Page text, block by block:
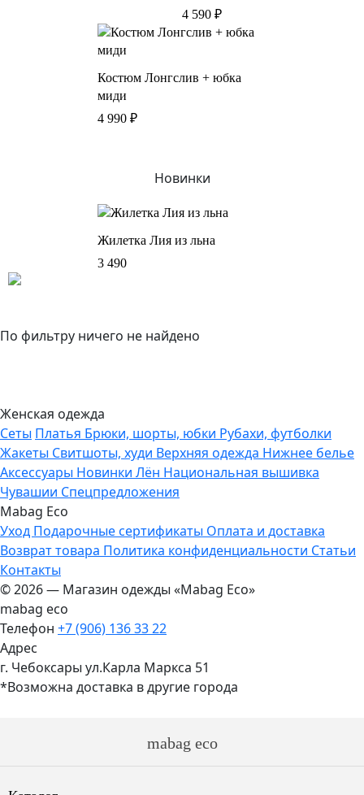
4 590 ₽
Костюм Лонгслив + юбка
миди
4 990 ₽
Новинки
Жилетка Лия из льна
3 490
По фильтру ничего не найдено
Женская одежда
Сеты Платья Брюки, шорты, юбки Рубахи, футболки
Жакеты Свитшоты, худи Верхняя одежда Нижнее белье
Аксессуары Новинки Лён Национальная вышивка
Чувашии Спецпредложения
Mabag Eco
Уход Подарочные сертификаты Оплата и доставка
Возврат товара Политика конфиденциальности Статьи
Контакты
© 2026 — Магазин одежды «Mabag Eco»
mabag eco
Телефон +7 (906) 136 33 22
Адрес
г. Чебоксары ул.Карла Маркса 51
*Возможна доставка в другие города
mabag eco